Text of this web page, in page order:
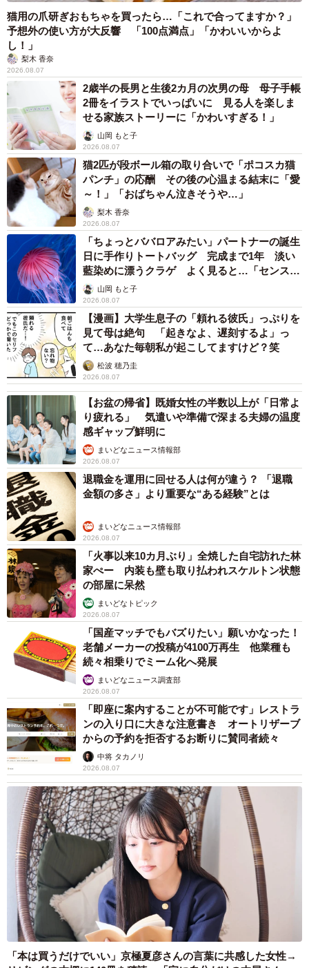
猫用の爪研ぎおもちゃを買ったら…「これで合ってますか？」
予想外の使い方が大反響 「100点満点」「かわいいからよ
し！」
梨木 香奈
2026.08.07
2歳半の長男と生後2カ月の次男の母 母子手帳
2冊をイラストでいっぱいに 見る人を楽しま
せる家族ストーリーに「かわいすぎる！」
山岡 もと子
2026.08.07
猫2匹が段ボール箱の取り合いで「ポコスカ猫
パンチ」の応酬 その後の心温まる結末に「愛
～！」「おばちゃん泣きそうや…」
梨木 香奈
2026.08.07
「ちょっとババロアみたい」パートナーの誕生
日に手作りトートバッグ 完成まで1年 淡い
藍染めに漂うクラゲ よく見ると…「センスす
ごい」山岡 もと子
2026.08.07
【漫画】大学生息子の「頼れる彼氏」っぷりを
見て母は絶句 「起きなよ、遅刻するよ」っ
て…あなた毎朝私が起こしてますけど？笑
松波 穂乃圭
2026.08.07
【お盆の帰省】既婚女性の半数以上が「日常よ
り疲れる」 気遣いや準備で深まる夫婦の温度
感ギャップ鮮明に
まいどなニュース情報部
2026.08.07
退職金を運用に回せる人は何が違う？ 「退職
金額の多さ」より重要な“ある経験”とは
まいどなニュース情報部
2026.08.07
「火事以来10カ月ぶり」全焼した自宅訪れた林
家ぺー 内装も壁も取り払われスケルトン状態
の部屋に呆然
まいどなトピック
2026.08.07
「国産マッチでもバズりたい」願いかなった！
老舗メーカーの投稿が4100万再生 他業種も
続々相乗りでミーム化へ発展
まいどなニュース調査部
2026.08.07
「即座に案内することが不可能です」レストラ
ンの入り口に大きな注意書き オートリザーブ
からの予約を拒否するお断りに賛同者続々
中将 タカノリ
2026.08.07
「本は買うだけでいい」京極夏彦さんの言葉に共感した女性→